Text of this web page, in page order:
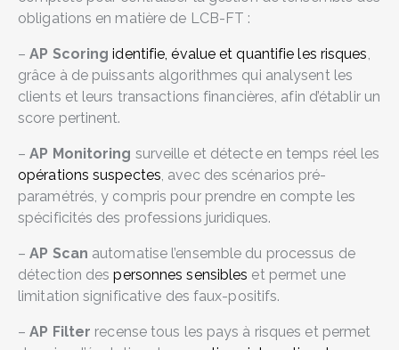
obligations en matière de LCB-FT :
–AP Scoringidentifie, évalue et quantifie les risques,
grâce à de puissants algorithmes qui analysent les
clients et leurs transactions financières, afin d’établir un
score pertinent.
–AP Monitoring surveille et détecte en temps réel les
opérations suspectes, avec des scénarios pré-
paramétrés, y compris pour prendre en compte les
spécificités des professions juridiques.
–AP Scan automatise l’ensemble du processus de
détection despersonnes sensibles et permet une
limitation significative des faux-positifs.
–AP Filter recense tous les pays à risques et permet